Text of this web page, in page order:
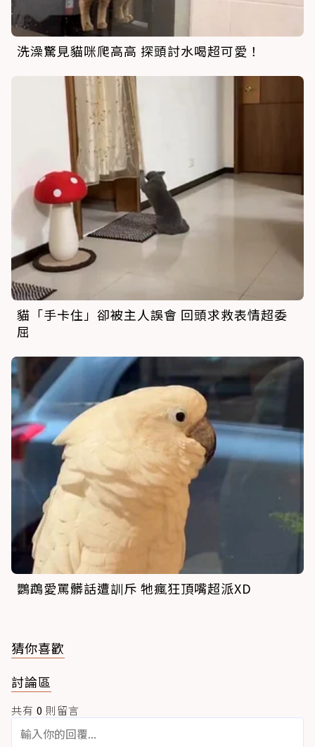
洗澡驚見貓咪爬高高 探頭討水喝超可愛！
貓「手卡住」卻被主人誤會 回頭求救表情超委
屈
鸚鵡愛罵髒話遭訓斥 牠瘋狂頂嘴超派XD
猜你喜歡
討論區
共有 0 則留言